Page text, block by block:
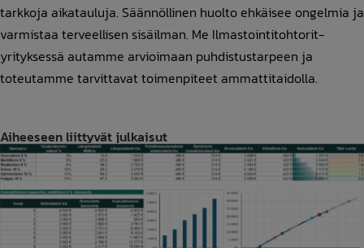
tarkkoja aikatauluja. Säännöllinen huolto ehkäisee ongelmia ja
varmistaa terveellisen sisäilman. Me Ilmastointitohtorit-
yrityksessä autamme arvioimaan puhdistustarpeen ja
toteutamme tarvittavat toimenpiteet ammattitaidolla.
Aiheeseen liittyvät julkaisut